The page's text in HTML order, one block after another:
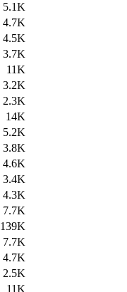
5.1K
4.7K
4.5K
3.7K
11K
3.2K
2.3K
14K
5.2K
3.8K
4.6K
3.4K
4.3K
7.7K
139K
7.7K
4.7K
2.5K
11K